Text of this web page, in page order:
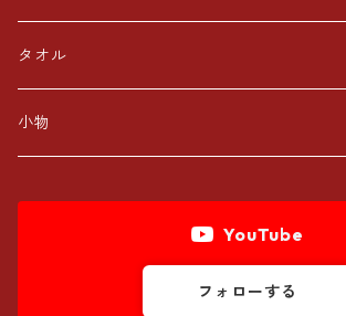
タオル
小物
YouTube
フォローする